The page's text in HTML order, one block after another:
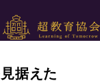
据えた